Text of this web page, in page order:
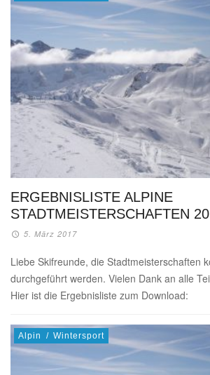
ERGEBNISLISTE ALPINE
STADTMEISTERSCHAFTEN
5. März 2017
Liebe Skifreunde, die Stadtmeisterschaften
durchgeführt werden. Vielen Dank an alle
Hier ist die Ergebnisliste zum Download:
Alpin / Wintersport